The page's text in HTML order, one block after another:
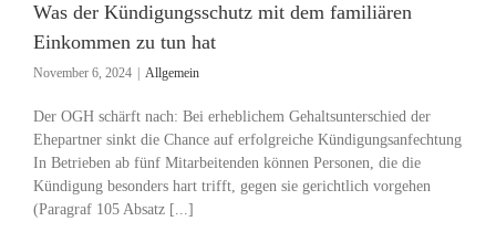
Was der Kündigungsschutz mit dem familiären
Einkommen zu tun hat
November 6, 2024 Allgemein
Der OGH schärft nach: Bei erheblichem Gehaltsunterschied der
Ehepartner sinkt die Chance auf erfolgreiche Kündigungsanfechtung
In Betrieben ab fünf Mitarbeitenden können Personen, die die
Kündigung besonders hart trifft, gegen sie gerichtlich vorgehen
(Paragraf 105 Absatz [...]